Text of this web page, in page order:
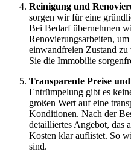
Reinigung und
sorgen wir für eine
Bei Bedarf übernehmen
Renovierungsarbeiten,
einwandfreien Zustand zu
Sie die Immobilie
Transparente Preise
Entrümpelung gibt es
großen Wert auf eine
Konditionen. Nach der
detailliertes Angebot, das
Kosten klar auflistet. So
sind.